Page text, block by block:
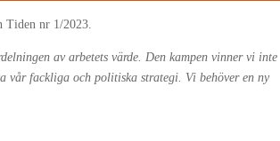
Tiden nr 1/2023.
av arbetets värde. Den kampen vinner vi inte
vår fackliga och politiska strategi. Vi behöver en ny